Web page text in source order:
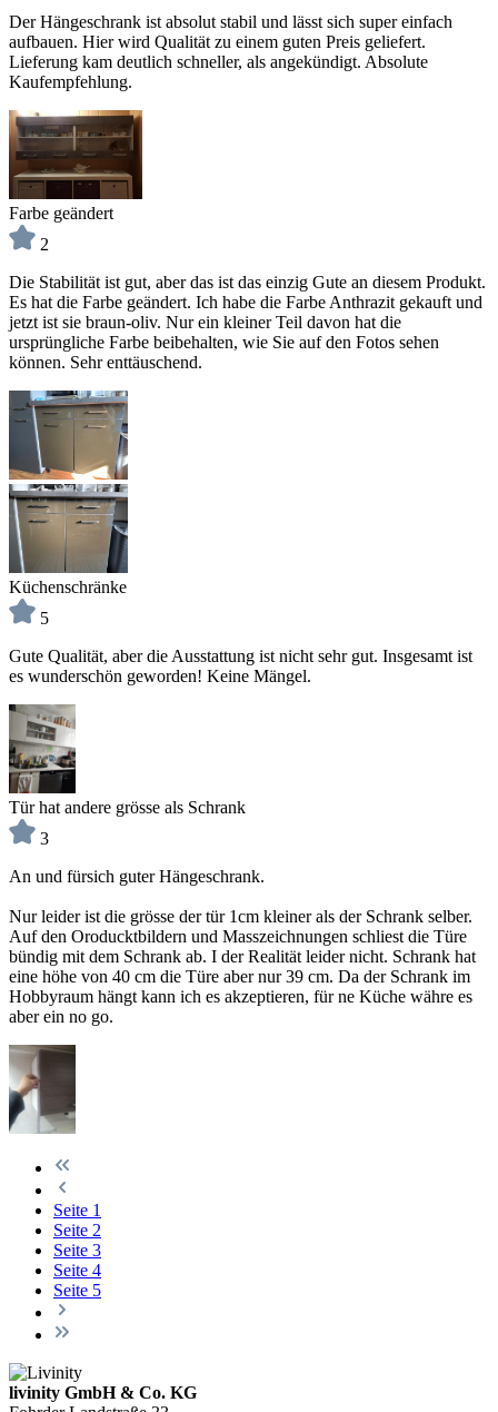
Der Hängeschrank ist absolut stabil und lässt sich super einfach
aufbauen. Hier wird Qualität zu einem guten Preis geliefert.
Lieferung kam deutlich schneller, als angekündigt. Absolute
Kaufempfehlung.
Farbe geändert
2
Die Stabilität ist gut, aber das ist das einzig Gute an diesem Produkt.
Es hat die Farbe geändert. Ich habe die Farbe Anthrazit gekauft und
jetzt ist sie braun-oliv. Nur ein kleiner Teil davon hat die
ursprüngliche Farbe beibehalten, wie Sie auf den Fotos sehen
können. Sehr enttäuschend.
Küchenschränke
5
Gute Qualität, aber die Ausstattung ist nicht sehr gut. Insgesamt ist
es wunderschön geworden! Keine Mängel.
Tür hat andere grösse als Schrank
3
An und fürsich guter Hängeschrank.
Nur leider ist die grösse der tür 1cm kleiner als der Schrank selber.
Auf den Oroducktbildern und Masszeichnungen schliest die Türe
bündig mit dem Schrank ab. I der Realität leider nicht. Schrank hat
eine höhe von 40 cm die Türe aber nur 39 cm. Da der Schrank im
Hobbyraum hängt kann ich es akzeptieren, für ne Küche währe es
aber ein no go.
Seite 1
Seite 2
Seite 3
Seite 4
Seite 5
livinity GmbH & Co. KG